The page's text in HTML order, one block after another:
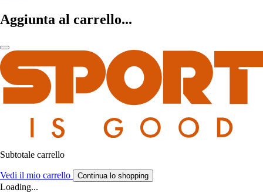
Aggiunta al carrello...
Subtotale carrello
Vedi il mio carrello Continua lo shopping
Loading...